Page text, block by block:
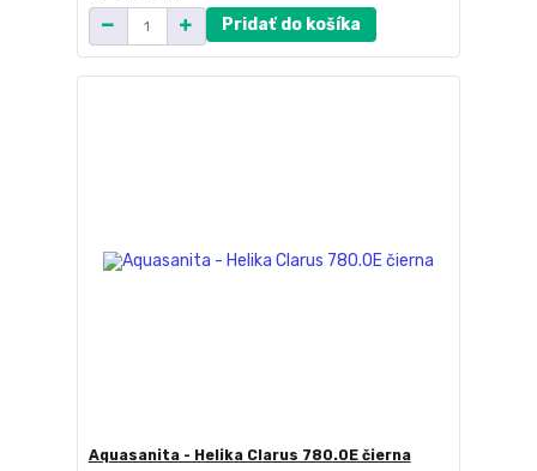
Pridať do košíka
Aquasanita - Helika Clarus 780.0E čierna